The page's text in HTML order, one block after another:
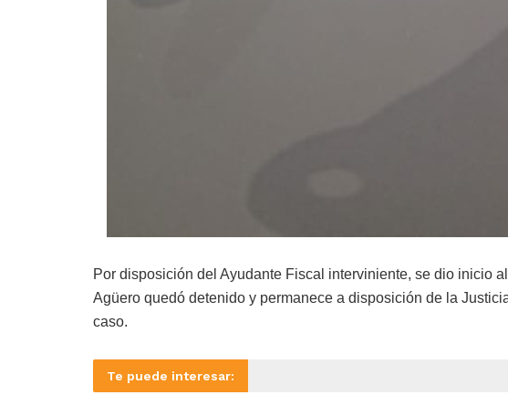
Por disposición del Ayudante Fiscal interviniente, se dio inicio
Agüero quedó detenido y permanece a disposición de la
caso.
Te puede interesar: